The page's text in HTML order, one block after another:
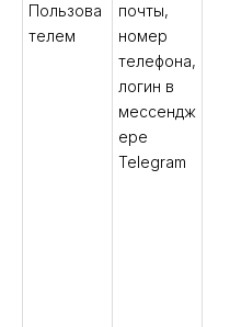
Пользова
телем
почты,
номер
телефона,
логин в
мессендж
ере
Telegram